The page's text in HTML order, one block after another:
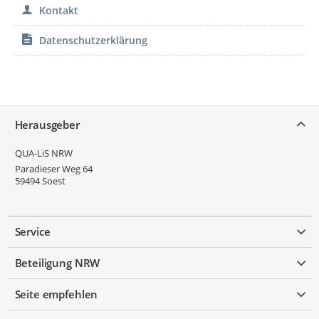
Kontakt
Datenschutzerklärung
Herausgeber
QUA-LiS NRW
Paradieser Weg 64
59494Soest
Service
Beteiligung NRW
Seite empfehlen